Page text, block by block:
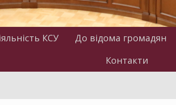
КСУ До відома громадян
Контакти